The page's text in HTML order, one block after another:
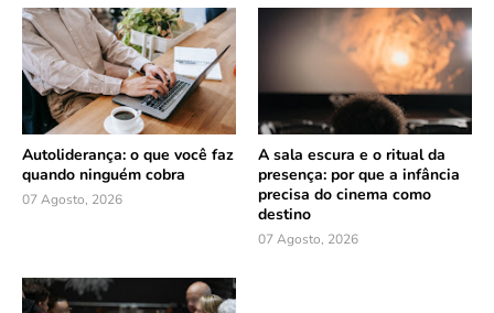
Autoliderança: o que você faz
quando ninguém cobra
07 Agosto, 2026
A sala escura e o ritual da
presença: por que a infância
precisa do cinema como
destino
07 Agosto, 2026